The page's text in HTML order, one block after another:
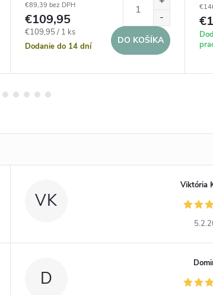
€89,39 bez DPH
€109,95
Jednotková
cena:
€109,95 / 1 ks
Dodanie do 14 dní
DO KOŠÍKA
VK
Viktória
D